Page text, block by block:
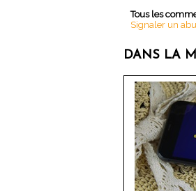
Tous les
Signaler un
DANS LA